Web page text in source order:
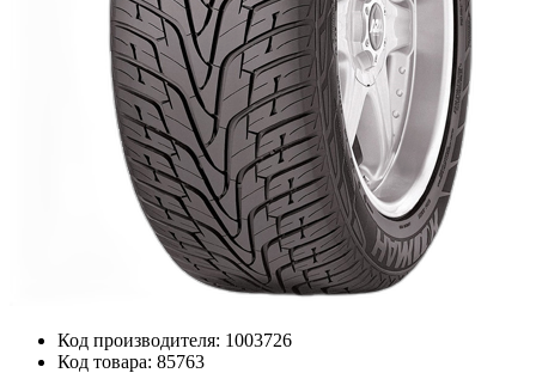
Код производителя: 1003726
Код товара: 85763